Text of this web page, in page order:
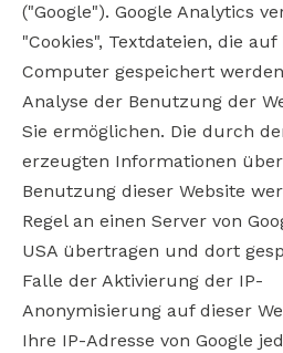
("Google"). Google Analytics
"Cookies", Textdateien, die
Computer gespeichert
Analyse der Benutzung der
Sie ermöglichen. Die durch
erzeugten Informationen
Benutzung dieser Website
Regel an einen Server von
USA übertragen und dort
Falle der Aktivierung der IP-
Anonymisierung auf dieser
Ihre IP-Adresse von Google